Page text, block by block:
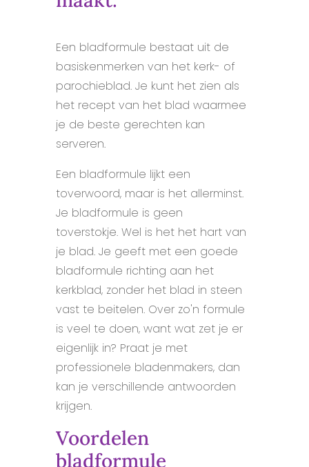
Een bladformule bestaat uit de
basiskenmerken van het kerk- of
parochieblad. Je kunt het zien als
het recept van het blad waarmee
je de beste gerechten kan
serveren.
Een bladformule lijkt een
toverwoord, maar is het allerminst.
Je bladformule is geen
toverstokje. Wel is het het hart van
je blad. Je geeft met een goede
bladformule richting aan het
kerkblad, zonder het blad in steen
vast te beitelen. Over zo'n formule
is veel te doen, want wat zet je er
eigenlijk in? Praat je met
professionele bladenmakers, dan
kan je verschillende antwoorden
krijgen.
Voordelen
bladformule